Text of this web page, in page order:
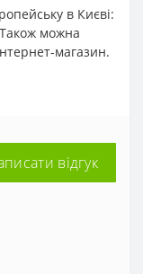
в Києві:
можна
магазин.
відгук